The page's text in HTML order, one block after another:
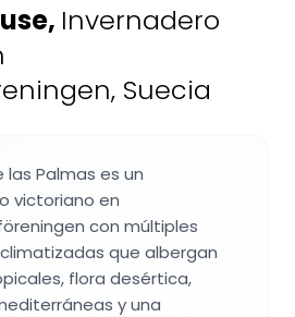
, Invernadero
Suecia
las Palmas es un
victoriano en
con múltiples
que albergan
flora desértica,
y una